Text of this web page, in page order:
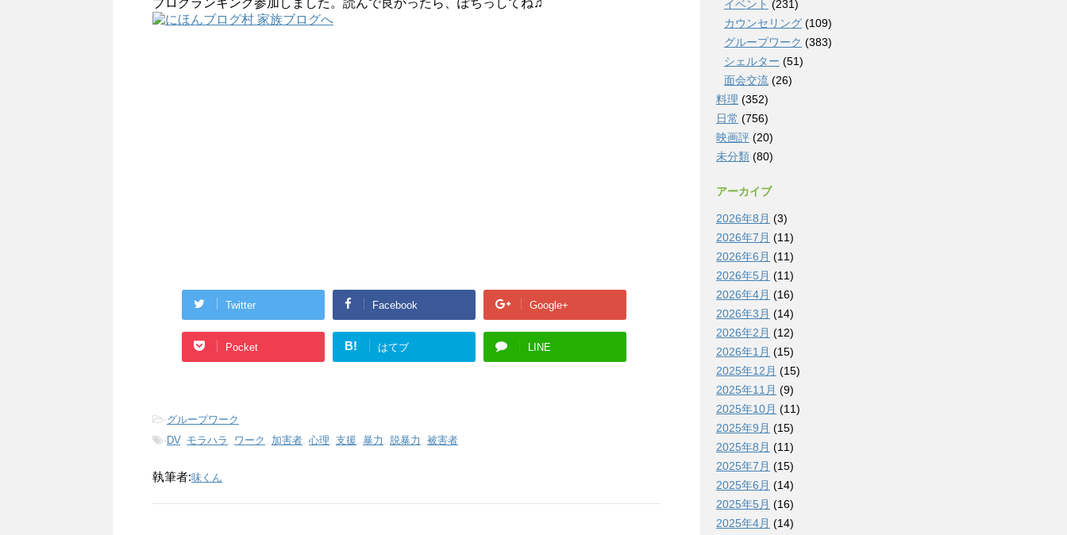
ブログランキング参加しました。読んで良かったら、ぽちっしてね♫
Twitter Facebook Google+
Pocket B! はてブ LINE
-グループワーク
-DV, モラハラ , ワーク , 加害者, 心理, 支援, 暴力 , 脱暴力 , 被害者
執筆者:味くん
イベント (231)
カウンセリング (109)
グループワーク (383)
シェルター (51)
面会交流 (26)
料理 (352)
日常 (756)
映画評 (20)
未分類 (80)
アーカイブ
2026年8月 (3)
2026年7月 (11)
2026年6月 (11)
2026年5月 (11)
2026年4月 (16)
2026年3月 (14)
2026年2月 (12)
2026年1月 (15)
2025年12月 (15)
2025年11月 (9)
2025年10月 (11)
2025年9月 (15)
2025年8月 (11)
2025年7月 (15)
2025年6月 (14)
2025年5月 (16)
2025年4月 (14)